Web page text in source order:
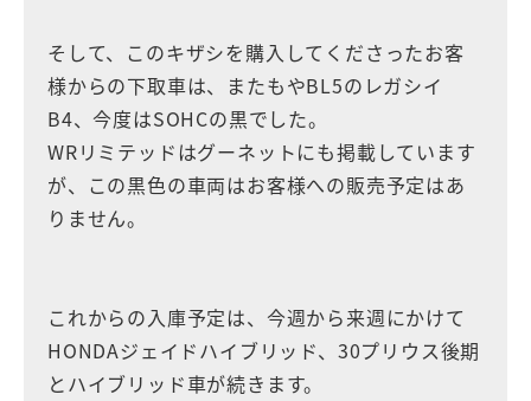
そして、このキザシを購入してくださったお客
様からの下取車は、またもやBL5のレガシイ
B4、今度はSOHCの黒でした。
WRリミテッドはグーネットにも掲載しています
が、この黒色の車両はお客様への販売予定はあ
りません。
これからの入庫予定は、今週から来週にかけて
HONDAジェイドハイブリッド、30プリウス後期
とハイブリッド車が続きます。